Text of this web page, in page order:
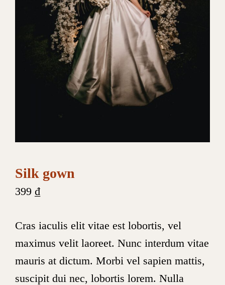
Silk gown
399 ₫
Cras iaculis elit vitae est lobortis, vel
maximus velit laoreet. Nunc interdum vitae
mauris at dictum. Morbi vel sapien mattis,
suscipit dui nec, lobortis lorem. Nulla